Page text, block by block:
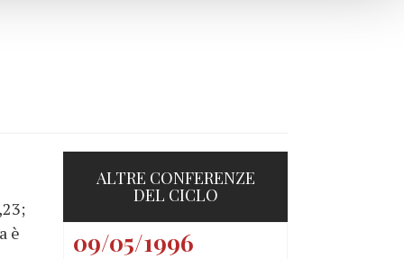
è
ALTRE CONFERENZE
DEL CICLO
09/05/1996